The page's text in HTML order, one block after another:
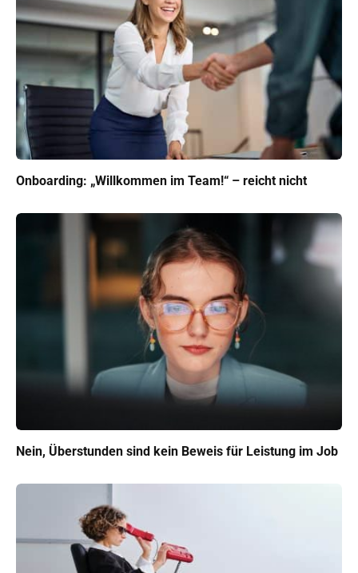
Onboarding: „Willkommen im Team!“ – reicht nicht
Nein, Überstunden sind kein Beweis für Leistung im Job